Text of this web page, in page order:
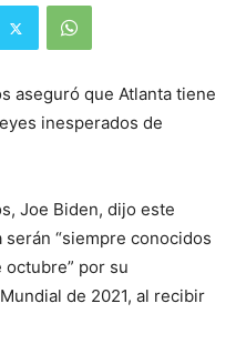
aseguró que Atlanta tiene
inesperados de
Joe Biden, dijo este
“siempre conocidos
por su
de 2021, al recibir